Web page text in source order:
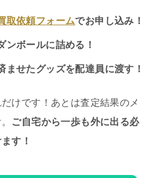
取依頼フォームでお申し込み！
ンボールに詰める！
ませたグッズを配達員に渡す！
けです！あとは査定結果のメ
ご自宅から一歩も外に出る必
す！